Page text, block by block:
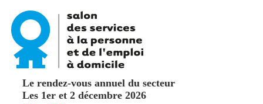
Le rendez-vous annuel du secteur
Les 1er et 2 décembre 2026